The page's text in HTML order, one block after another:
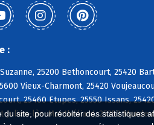
site, pour récolter des statistiques
:
25200 Bethoncourt, 25420
Vieux-Charmont, 25420
25460 Etupes, 25550 Issans,
Julien-lès-Montbéliard, 25350